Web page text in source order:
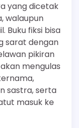
yang dicetak
walaupun
Buku fiksi bisa
sarat dengan
pikiran
mengulas
sastra, serta
masuk ke